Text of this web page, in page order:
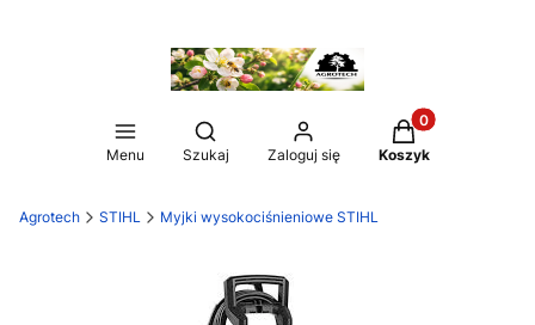
Menu
Otwórz wyszukiwarkę
Szukaj Zaloguj się
Produkty w
Koszyk
Agrotech STIHL Myjki wysokociśnieniowe STIHL